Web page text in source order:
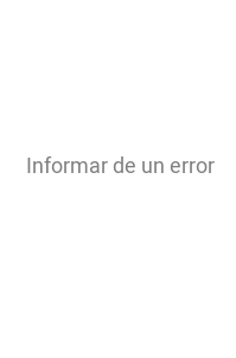
Informar de un error